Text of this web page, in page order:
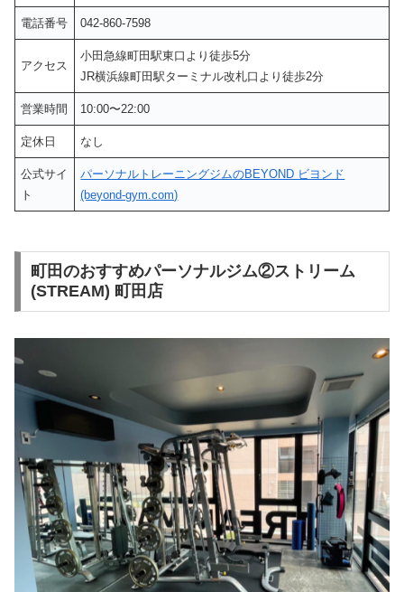
電話番号 042-860-7598
アクセス
小田急線町田駅東口より徒歩5分
JR横浜線町田駅ターミナル改札口より徒歩2分
営業時間 10:00〜22:00
定休日 なし
公式サイ
ト
パーソナルトレーニングジムのBEYOND ビヨンド
(beyond-gym.com)
町田のおすすめパーソナルジム②ストリーム
(STREAM) 町田店